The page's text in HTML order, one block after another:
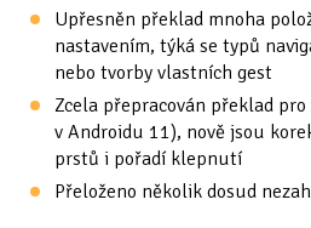
Upřesněn překlad mnoha
nastavením, týká se typů
nebo tvorby vlastních gest
Zcela přepracován překlad
v Androidu 11), nově jsou
prstů i pořadí klepnutí
Přeloženo několik dosud